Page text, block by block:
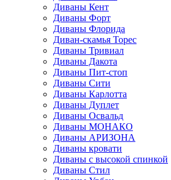
Диваны Кент
Диваны Форт
Диваны Флорида
Диван-скамья Торес
Диваны Тривиал
Диваны Дакота
Диваны Пит-стоп
Диваны Сити
Диваны Карлотта
Диваны Дуплет
Диваны Освальд
Диваны МОНАКО
Диваны АРИЗОНА
Диваны кровати
Диваны с высокой спинкой
Диваны Стил